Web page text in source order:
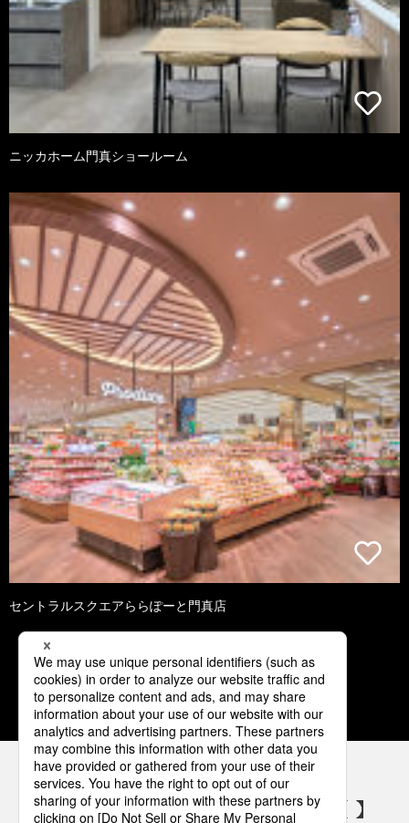
ニッカホーム門真ショールーム
セントラルスクエアららぽーと門真店
1 2 3 4 5
パナソニックの電気設備 SNSアカウント